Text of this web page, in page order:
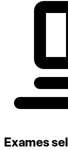
Exames